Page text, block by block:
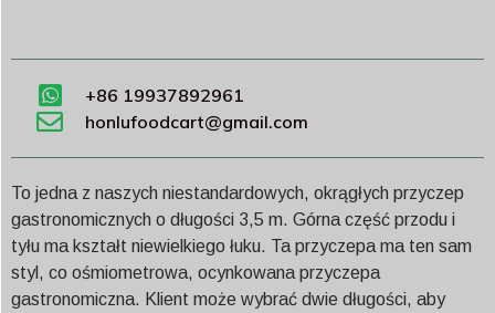
+86 19937892961
honlufoodcart@gmail.com
To jedna z naszych niestandardowych, okrągłych przyczep
gastronomicznych o długości 3,5 m. Górna część przodu i
tyłu ma kształt niewielkiego łuku. Ta przyczepa ma ten sam
styl, co ośmiometrowa, ocynkowana przyczepa
gastronomiczna. Klient może wybrać dwie długości, aby